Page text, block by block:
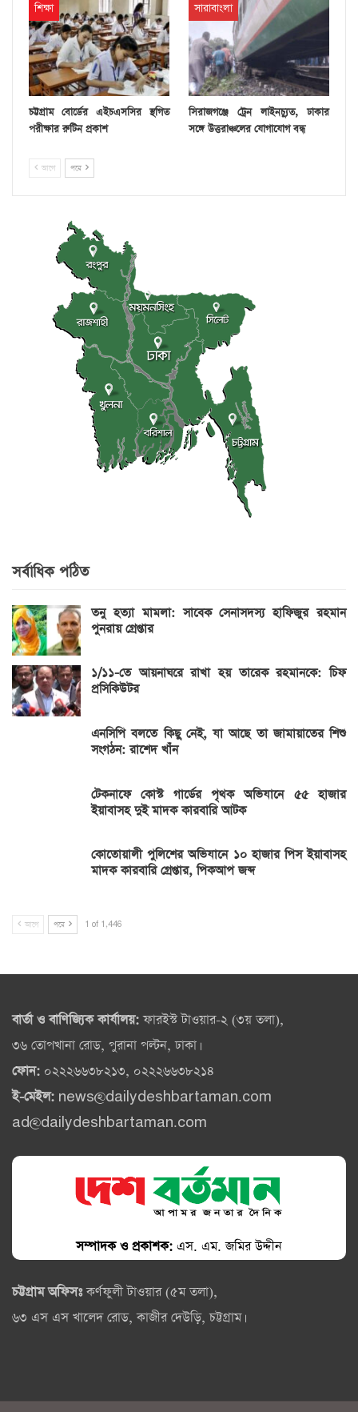
শিক্ষা
চট্টগ্রাম বোর্ডের এইচএসসির স্থগিত
পরীক্ষার রুটিন প্রকাশ
সারাবাংলা
সিরাজগঞ্জে ট্রেন লাইনচ্যুত, ঢাকার
সঙ্গে উত্তরাঞ্চলের যোগাযোগ বন্ধ
আগে পরে
সর্বাধিক পঠিত
তনু হত্যা মামলা: সাবেক সেনাসদস্য হাফিজুর রহমান
পুনরায় গ্রেপ্তার
১/১১-তে আয়নাঘরে রাখা হয় তারেক রহমানকে: চিফ
প্রসিকিউটর
এনসিপি বলতে কিছু নেই, যা আছে তা জামায়াতের শিশু
সংগঠন: রাশেদ খাঁন
টেকনাফে কোস্ট গার্ডের পৃথক অভিযানে ৫৫ হাজার
ইয়াবাসহ দুই মাদক কারবারি আটক
কোতোয়ালী পুলিশের অভিযানে ১০ হাজার পিস ইয়াবাসহ
মাদক কারবারি গ্রেপ্তার, পিকআপ জব্দ
আগে পরে 1 of 1,446
বার্তা ও বাণিজ্যিক কার্যালয়:ফারইস্ট টাওয়ার-২ (৩য় তলা),
৩৬ তোপখানা রোড, পুরানা পল্টন, ঢাকা।
ফোন: ০২২২৬৬৩৮২১৩, ০২২২৬৬৩৮২১৪
ই-মেইল: news@dailydeshbartaman.com
ad@dailydeshbartaman.com
সম্পাদক ও প্রকাশক: এস. এম. জমির উদ্দীন
চট্টগ্রাম অফিসঃকর্ণফুলী টাওয়ার (৫ম তলা),
৬৩ এস এস খালেদ রোড, কাজীর দেউড়ি, চট্টগ্রাম।